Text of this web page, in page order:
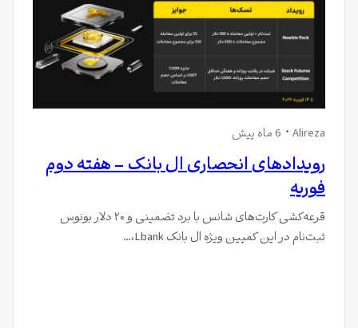
Alireza 6 ماه پیش
رویدادهای انحصاری ال بانک – هفته دوم
فوریه
قرعه‌کشی کارت‌های شانس با برد تضمینی و ۲۰ دلار بونوس
ثبت‌نام در این کمپین ویژه ال بانک Lbank،…